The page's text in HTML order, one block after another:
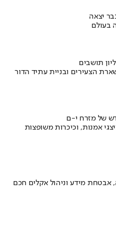
יצאה
בעולם
הצעירים ובניית עתיד הדור
של מזרח י-ם
אמנות, וכיכרות משופצות
אבטחת מידע וניהול אקלים חכם